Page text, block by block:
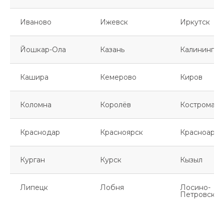
Иваново Ижевск Иркутск
Йошкар-Ола Казань
Кашира Кемерово Киров
Коломна Королёв Кострома
Краснодар Красноярск
Курган Курск Кызыл
Липецк Лобня Лосино-
Петровский